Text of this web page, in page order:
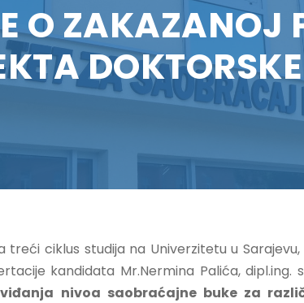
O ZAKAZANOJ
ciklus studija na Univerzitetu u Sarajevu,
kandidata Mr.Nermina Palića, dipl.ing.
nivoa saobraćajne buke za